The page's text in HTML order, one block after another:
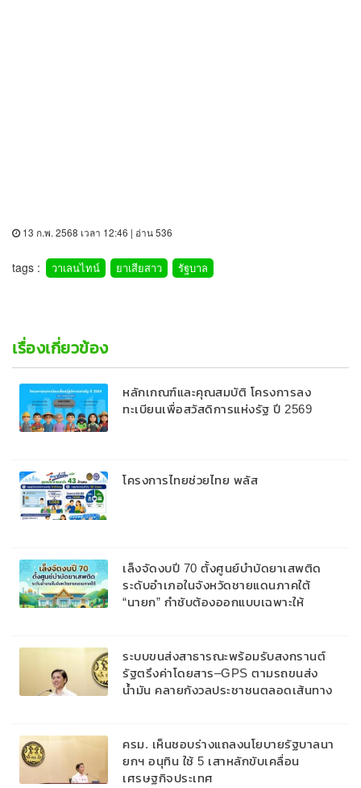
13 ก.พ. 2568 เวลา 12:46 | อ่าน 536
tags : วาเลนไทน์ ยาเสียสาว รัฐบาล
เรื่องเกี่ยวข้อง
หลักเกณฑ์และคุณสมบัติ โครงการลง
ทะเบียนเพื่อสวัสดิการแห่งรัฐ ปี 2569
โครงการไทยช่วยไทย พลัส
เล็งจัดงบปี 70 ตั้งศูนย์บำบัดยาเสพติด
ระดับอำเภอในจังหวัดชายแดนภาคใต้
“นายก” กำชับต้องออกแบบเฉพาะให้
ระบบขนส่งสาธารณะพร้อมรับสงกรานต์
รัฐตรึงค่าโดยสาร–GPS ตามรถขนส่ง
น้ำมัน คลายกังวลประชาชนตลอดเส้นทาง
ครม. เห็นชอบร่างแถลงนโยบายรัฐบาลนา
ยกฯ อนุทิน ใช้ 5 เสาหลักขับเคลื่อน
เศรษฐกิจประเทศ